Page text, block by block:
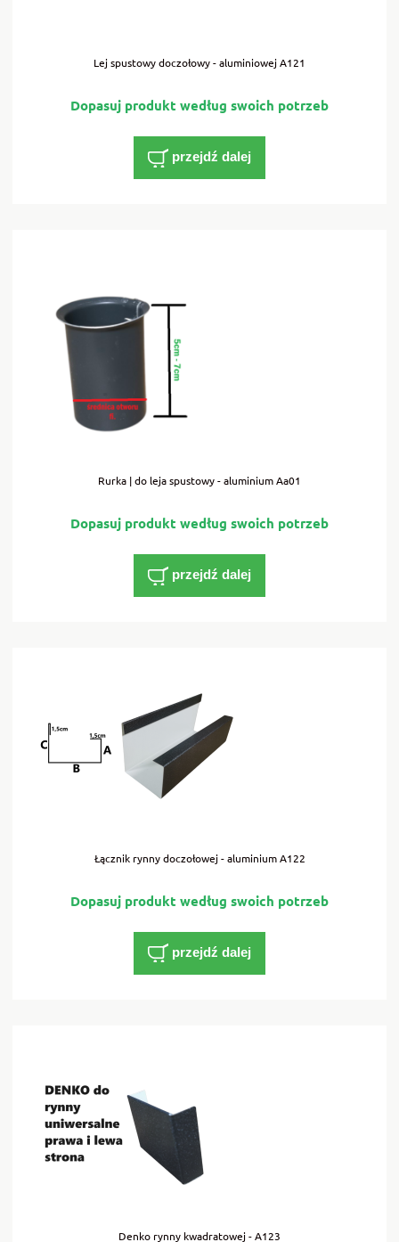
Lej spustowy doczołowy - aluminiowej A121
przejdź dalej
Rurka | do leja spustowy - aluminium Aa01
przejdź dalej
Łącznik rynny doczołowej - aluminium A122
przejdź dalej
Denko rynny kwadratowej - A123